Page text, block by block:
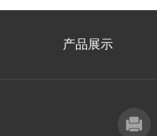
产品展示